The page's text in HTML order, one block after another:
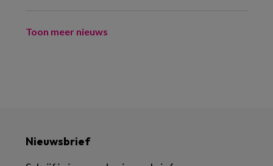
Toon meer nieuws
Nieuwsbrief